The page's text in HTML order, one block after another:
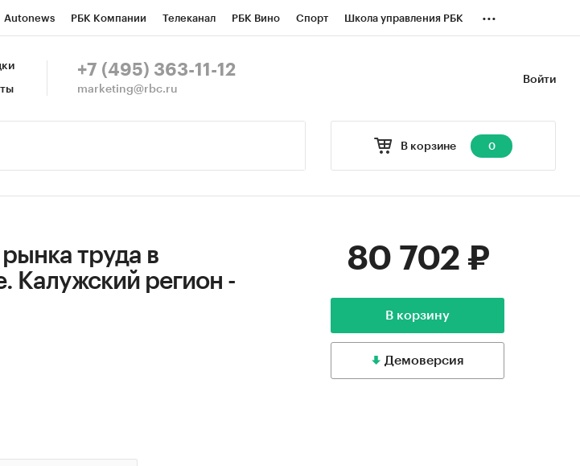
Autonews РБК Компании Телеканал РБК Вино Спорт Школа управления РБК
Конференции СПб Спецпроекты
...
Войти
+7 (495) 363-11-12
marketing@rbc.ru
В корзине 0
труда в
Калужский регион -
80 702 ₽
В корзину
Демоверсия